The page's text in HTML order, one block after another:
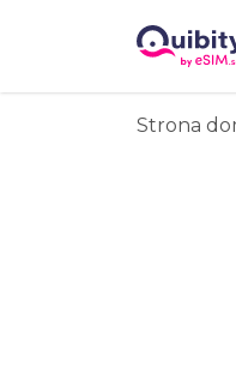
Strona